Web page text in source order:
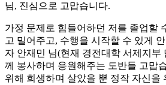
님, 진심으로 고맙습니다.
가정 문제로 힘들어하던 저를 졸업할
고 밀어주고, 수행을 시작할 수 있게
자 안재민 님(현재 경전대학 서제지부
께 봉사하며 응원해주는 도반들 고맙
위해 희생하며 살았을 뿐 정작 자신을